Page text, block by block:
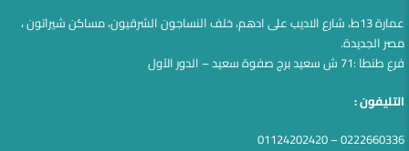
عمارة 13ط، شارع الاديب على ادهم، خلف النساجون الشرقيون، مساكن شيراتون ،
مصر الجديدة.
فرع طنطا :71 ش سعيد برج صفوة سعيد – الدور الآول
التليفون :
0222660336 – 01124202420